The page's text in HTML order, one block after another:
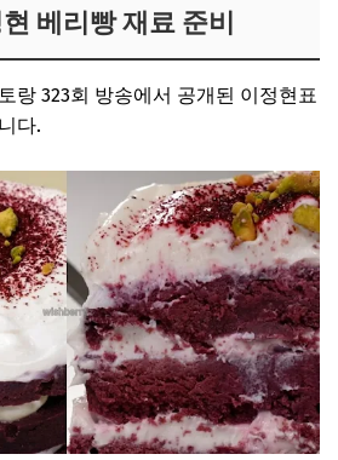
베리빵 재료 준비
랑 323회 방송에서 공개된 이정현표
다.